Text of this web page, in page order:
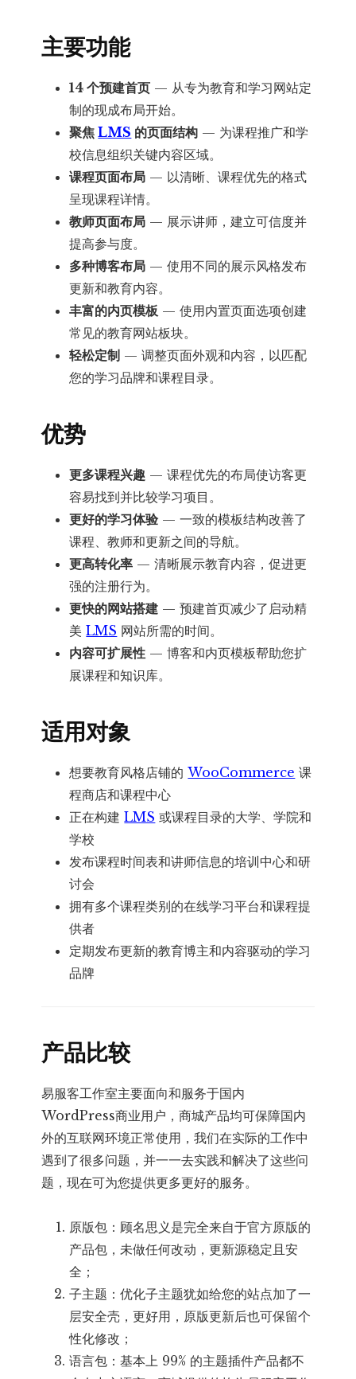
主要功能
14 个预建首页 — 从专为教育和学习网站定
制的现成布局开始。
聚焦LMS 的页面结构 — 为课程推广和学
校信息组织关键内容区域。
课程页面布局 — 以清晰、课程优先的格式
呈现课程详情。
教师页面布局 — 展示讲师，建立可信度并
提高参与度。
多种博客布局 — 使用不同的展示风格发布
更新和教育内容。
丰富的内页模板 — 使用内置页面选项创建
常见的教育网站板块。
轻松定制 — 调整页面外观和内容，以匹配
您的学习品牌和课程目录。
优势
更多课程兴趣 — 课程优先的布局使访客更
容易找到并比较学习项目。
更好的学习体验 — 一致的模板结构改善了
课程、教师和更新之间的导航。
更高转化率 — 清晰展示教育内容，促进更
强的注册行为。
更快的网站搭建 — 预建首页减少了启动精
美LMS 网站所需的时间。
内容可扩展性 — 博客和内页模板帮助您扩
展课程和知识库。
适用对象
想要教育风格店铺的WooCommerce 课
程商店和课程中心
正在构建LMS 或课程目录的大学、学院和
学校
发布课程时间表和讲师信息的培训中心和研
讨会
拥有多个课程类别的在线学习平台和课程提
供者
定期发布更新的教育博主和内容驱动的学习
品牌
产品比较
易服客工作室主要面向和服务于国内
WordPress商业用户，商城产品均可保障国内
外的互联网环境正常使用，我们在实际的工作中
遇到了很多问题，并一一去实践和解决了这些问
题，现在可为您提供更多更好的服务。
原版包：顾名思义是完全来自于官方原版的
产品包，未做任何改动，更新源稳定且安
全；
子主题：优化子主题犹如给您的站点加了一
层安全壳，更好用，原版更新后也可保留个
性化修改；
语言包：基本上 99% 的主题插件产品都不